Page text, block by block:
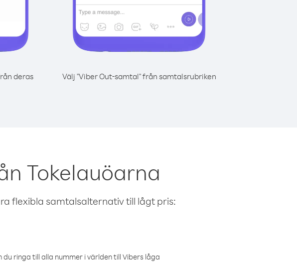
deras
Välj "Viber Out-samtal" från samtalsrubriken
Tokelauöarna
flexibla samtalsalternativ till lågt pris:
ringa till alla nummer i världen till Vibers låga